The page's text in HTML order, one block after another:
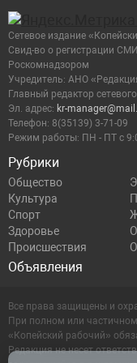
Рубрики
Общество
Культура
Спорт
Здоровье
Происшествия
Объявления
Сетевое издание
Cвид-во о регистрации
Роскомнадзором
Учредитель: АНО
Главный редактор
Эл. адрес: kr-
Телефон: 8(35139) 3-71-09
Режим работы: ПН - ПТ с
Все права защищены и
При полном или
«Копейский рабочий»
Редакция не несет